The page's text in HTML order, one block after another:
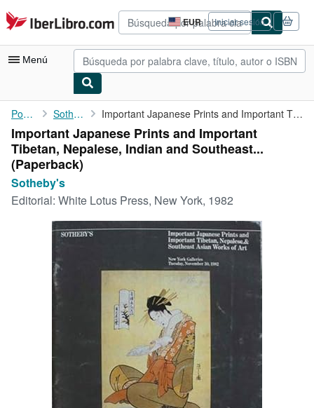
Pasar al contenido principal
IberLibro.com EUR
Preferencias
de
compra
del
Iniciar sesión
Menú
Mi cuenta
Consultar mis pedidos
Búsqueda avanzada
Colecciones
Arte y coleccionismo
Vendedores
Comenzar a vender
CERRAR
Portada Sotheby's Important Japanese Prints and Important Tibetan, Nepalese, ...
Important Japanese Prints and Important
Tibetan, Nepalese, Indian and Southeast...
(Paperback)
Sotheby's
Editorial: White Lotus Press, New York, 1982